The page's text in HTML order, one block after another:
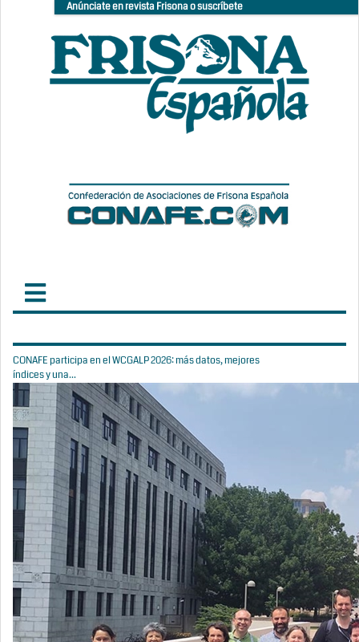
Anúnciate en revista Frisona o suscríbete
CONAFE participa en el WCGALP 2026: más datos, mejores
índices y una...